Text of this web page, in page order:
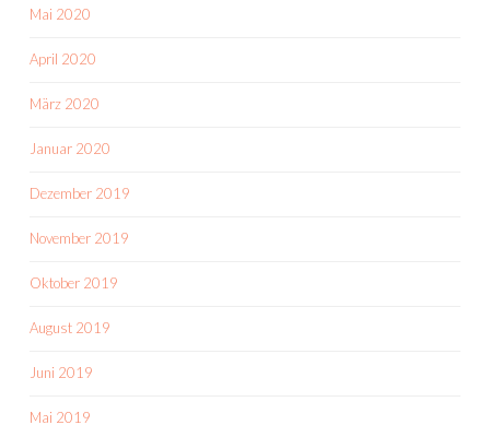
Mai 2020
April 2020
März 2020
Januar 2020
Dezember 2019
November 2019
Oktober 2019
August 2019
Juni 2019
Mai 2019